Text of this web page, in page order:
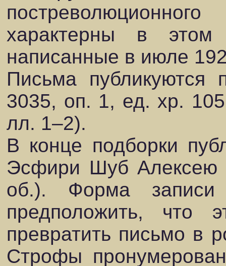
характерны в
написанные в июле
Письма
3035, оп. 1, ед. хр.
лл. 1–2).
В конце подборки
Эсфири Шуб Алексею
об.). Форма записи
предположить, что
превратить письмо в
Строфы